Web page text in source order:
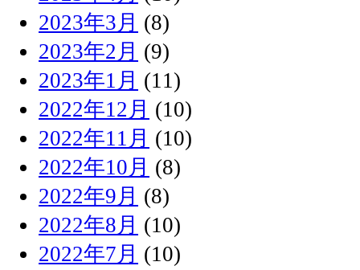
2023年3月 (8)
2023年2月 (9)
2023年1月 (11)
2022年12月 (10)
2022年11月 (10)
2022年10月 (8)
2022年9月 (8)
2022年8月 (10)
2022年7月 (10)